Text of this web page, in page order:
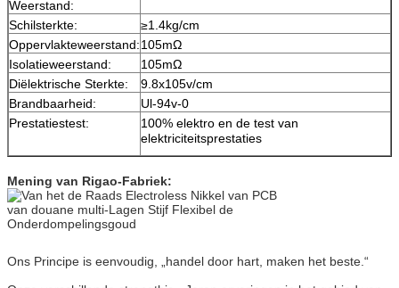
Weerstand:
Schilsterkte:
≥1.4kg/cm
Oppervlakteweerstand:105mΩ
Isolatieweerstand:
105mΩ
Diëlektrische Sterkte:
9.8x105v/cm
Brandbaarheid:
Ul-94v-0
Prestatiestest:
100% elektro en de test van
elektriciteitsprestaties
Mening van Rigao-Fabriek:
Ons Principe is eenvoudig, „handel door hart, maken het beste.“